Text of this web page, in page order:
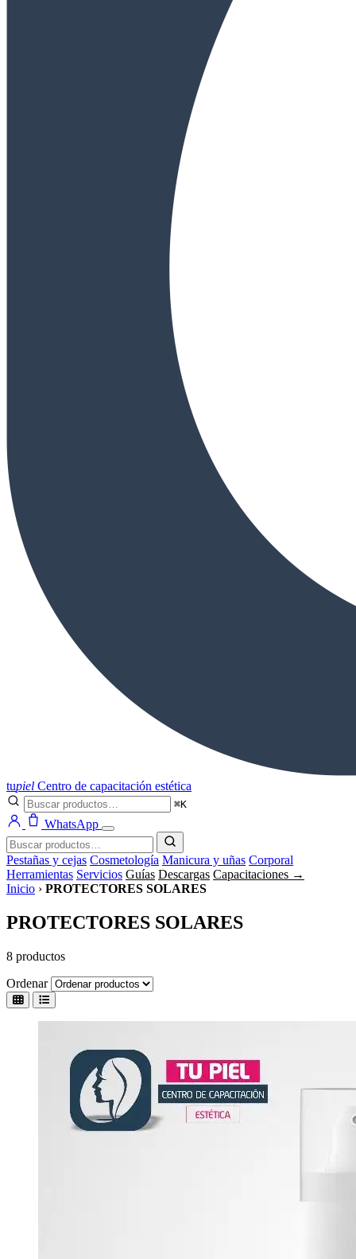
tupiel Centro de capacitación estética
⌘K
WhatsApp
Pestañas y cejas Cosmetología Manicura y uñas Corporal
Herramientas Servicios Guías Descargas Capacitaciones →
Inicio › PROTECTORES SOLARES
PROTECTORES SOLARES
8 productos
Ordenar